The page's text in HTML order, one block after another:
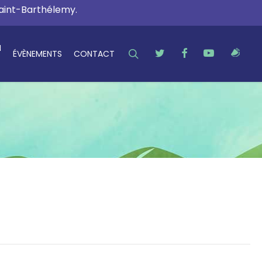
Barthélemy.
ÉVÈNEMENTS CONTACT SEARCH
TWITTERFACEBOOKYOUTUBERSS